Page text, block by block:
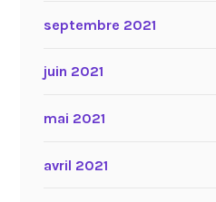
septembre 2021
juin 2021
mai 2021
avril 2021